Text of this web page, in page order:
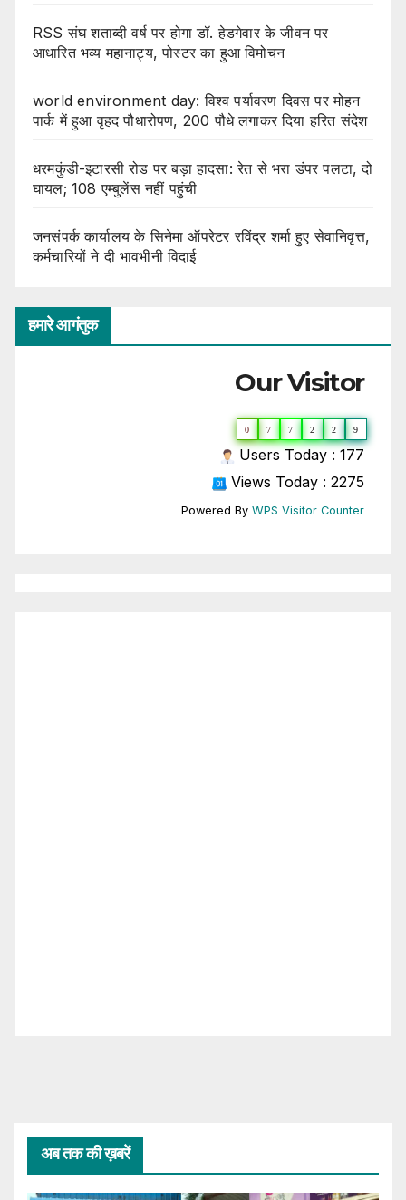
RSS संघ शताब्दी वर्ष पर होगा डॉ. हेडगेवार के जीवन पर
आधारित भव्य महानाट्य, पोस्टर का हुआ विमोचन
world environment day: विश्व पर्यावरण दिवस पर मोहन
पार्क में हुआ वृहद पौधारोपण, 200 पौधे लगाकर दिया हरित संदेश
धरमकुंडी-इटारसी रोड पर बड़ा हादसा: रेत से भरा डंपर पलटा, दो
घायल; 108 एम्बुलेंस नहीं पहुंची
जनसंपर्क कार्यालय के सिनेमा ऑपरेटर रविंद्र शर्मा हुए सेवानिवृत्त,
कर्मचारियों ने दी भावभीनी विदाई
हमारे आगंतुक
Our Visitor
0 7 7 2 2 9
Users Today : 177
Views Today : 2275
Powered By WPS Visitor Counter
अब तक की ख़बरें